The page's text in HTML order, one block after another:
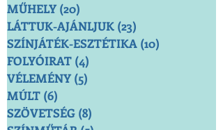
MŰHELY (20)
LÁTTUK-AJÁNLJUK (23)
SZÍNJÁTÉK-ESZTÉTIKA (10)
FOLYÓIRAT (4)
VÉLEMÉNY (5)
MÚLT (6)
SZÖVETSÉG (8)